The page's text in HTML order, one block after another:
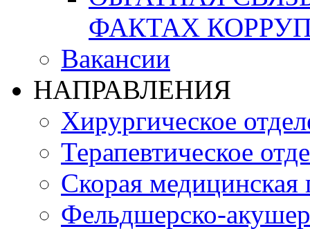
ФАКТАХ
Вакансии
НАПРАВЛЕНИЯ
Хирургическое
Терапевтическое
Скорая
Фельдшерско-